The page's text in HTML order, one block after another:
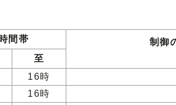
時間帯
制御
至
16時
16時